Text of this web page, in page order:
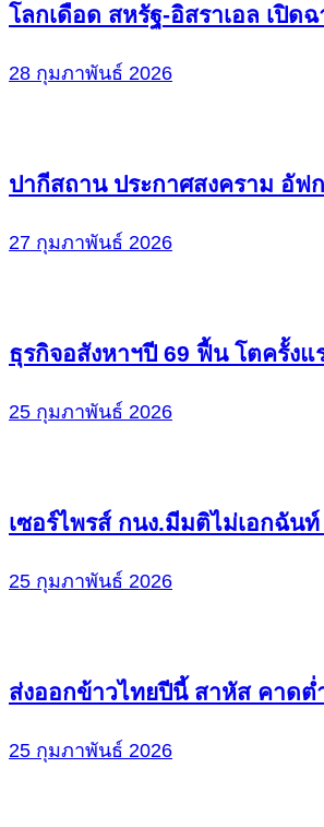
โลกเดือด สหรัฐ-อิสราเอล เปิ
28 กุมภาพันธ์ 2026
ปากีสถาน ประกาศสงคราม อัฟ
27 กุมภาพันธ์ 2026
ธุรกิจอสังหาฯปี 69 ฟื้น โตครั้ง
25 กุมภาพันธ์ 2026
เซอร์ไพรส์ กนง.มีมติไม่เอกฉัน
25 กุมภาพันธ์ 2026
ส่งออกข้าวไทยปีนี้ สาหัส คาดต่
25 กุมภาพันธ์ 2026